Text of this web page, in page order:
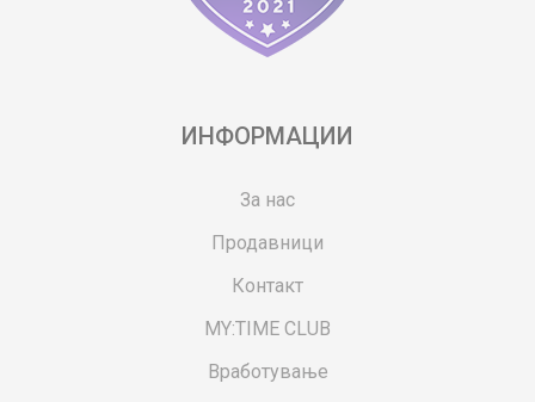
ИНФОРМАЦИИ
За нас
Продавници
Контакт
MY:TIME CLUB
Вработување